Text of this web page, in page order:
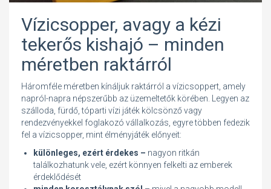
Vízicsopper, avagy a kézi
tekerős kishajó – minden
méretben raktárról
Háromféle méretben kínáljuk raktárról a vízicsoppert, amely
napról-napra népszerűbb az üzemeltetők körében. Legyen az
szálloda, fürdő, tóparti vízi játék kölcsönző vagy
rendezvényekkel foglakozó vállalkozás, egyre többen fedezik
fel a vízicsopper, mint élményjáték előnyeit:
különleges, ezért érdekes – nagyon ritkán
találkozhatunk vele, ezért könnyen felkelti az emberek
érdeklődését